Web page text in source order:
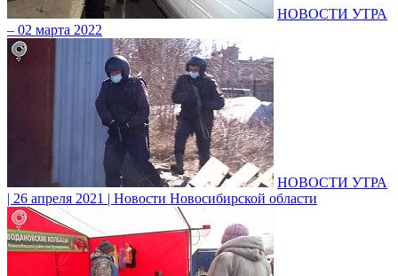
НОВОСТИ УТРА
– 02 марта 2022
НОВОСТИ УТРА
| 26 апреля 2021 | Новости Новосибирской области